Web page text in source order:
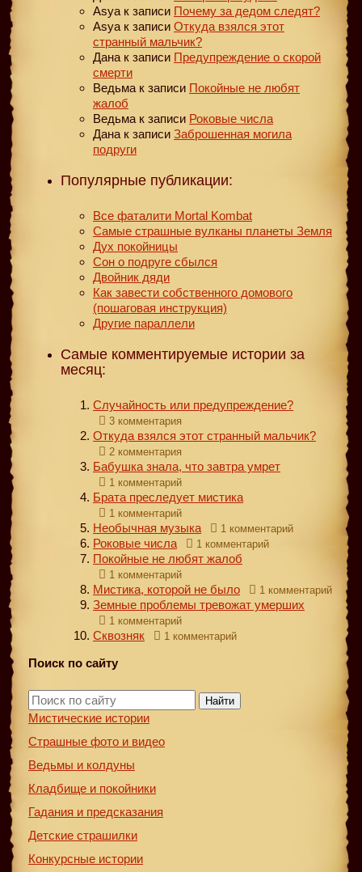
Asya к записи Почему за дедом следят?
Asya к записи Откуда взялся этот
странный мальчик?
Дана к записи Предупреждение о скорой
смерти
Ведьма к записи Покойные не любят
жалоб
Ведьма к записи Роковые числа
Дана к записи Заброшенная могила
подруги
Популярные публикации:
Все фаталити Mortal Kombat
Самые страшные вулканы планеты Земля
Дух покойницы
Сон о подруге сбылся
Двойник дяди
Как завести собственного домового
(пошаговая инструкция)
Другие параллели
Самые комментируемые истории за
месяц:
Случайность или предупреждение?
3 комментария
Откуда взялся этот странный мальчик?
2 комментария
Бабушка знала, что завтра умрет
1 комментарий
Брата преследует мистика
1 комментарий
Необычная музыка 1 комментарий
Роковые числа 1 комментарий
Покойные не любят жалоб
1 комментарий
Мистика, которой не было 1 комментарий
Земные проблемы тревожат умерших
1 комментарий
Сквозняк 1 комментарий
Поиск по сайту
Найти
Мистические истории
Страшные фото и видео
Ведьмы и колдуны
Кладбище и покойники
Гадания и предсказания
Детские страшилки
Конкурсные истории